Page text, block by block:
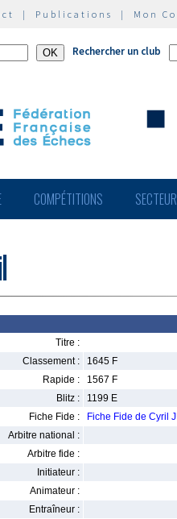
| Publications | Mon
Rechercher un club
COMPÉTITIONS
Titre :
Classement :
1645 F
Rapide :
1567 F
Blitz :
1199 E
Fiche Fide :
Fiche Fide de Cyril
Arbitre national :
Arbitre fide :
Initiateur :
Animateur :
Entraîneur :